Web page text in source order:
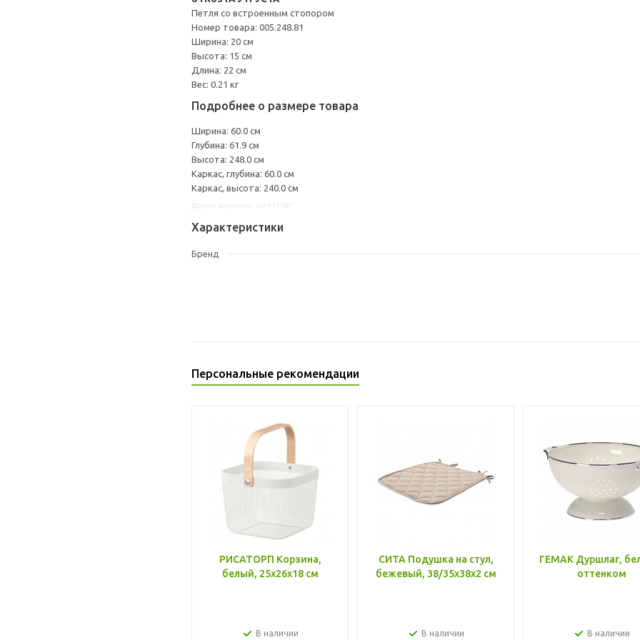
Петля со встроенным стопором
Номер товара: 005.248.81
Ширина: 20 см
Высота: 15 см
Длина: 22 см
Вес: 0.21 кг
Подробнее о размере товара
Ширина: 60.0 см
Глубина: 61.9 см
Высота: 248.0 см
Каркас, глубина: 60.0 см
Каркас, высота: 240.0 см
Характеристики
Бренд
Персональные рекомендации
РИСАТОРП Корзина,
белый, 25x26x18 см
В наличии
СИТА Подушка на стул,
бежевый, 38/35x38x2 см
В наличии
ГЕМАК Дуршлаг,
оттенком
В наличии